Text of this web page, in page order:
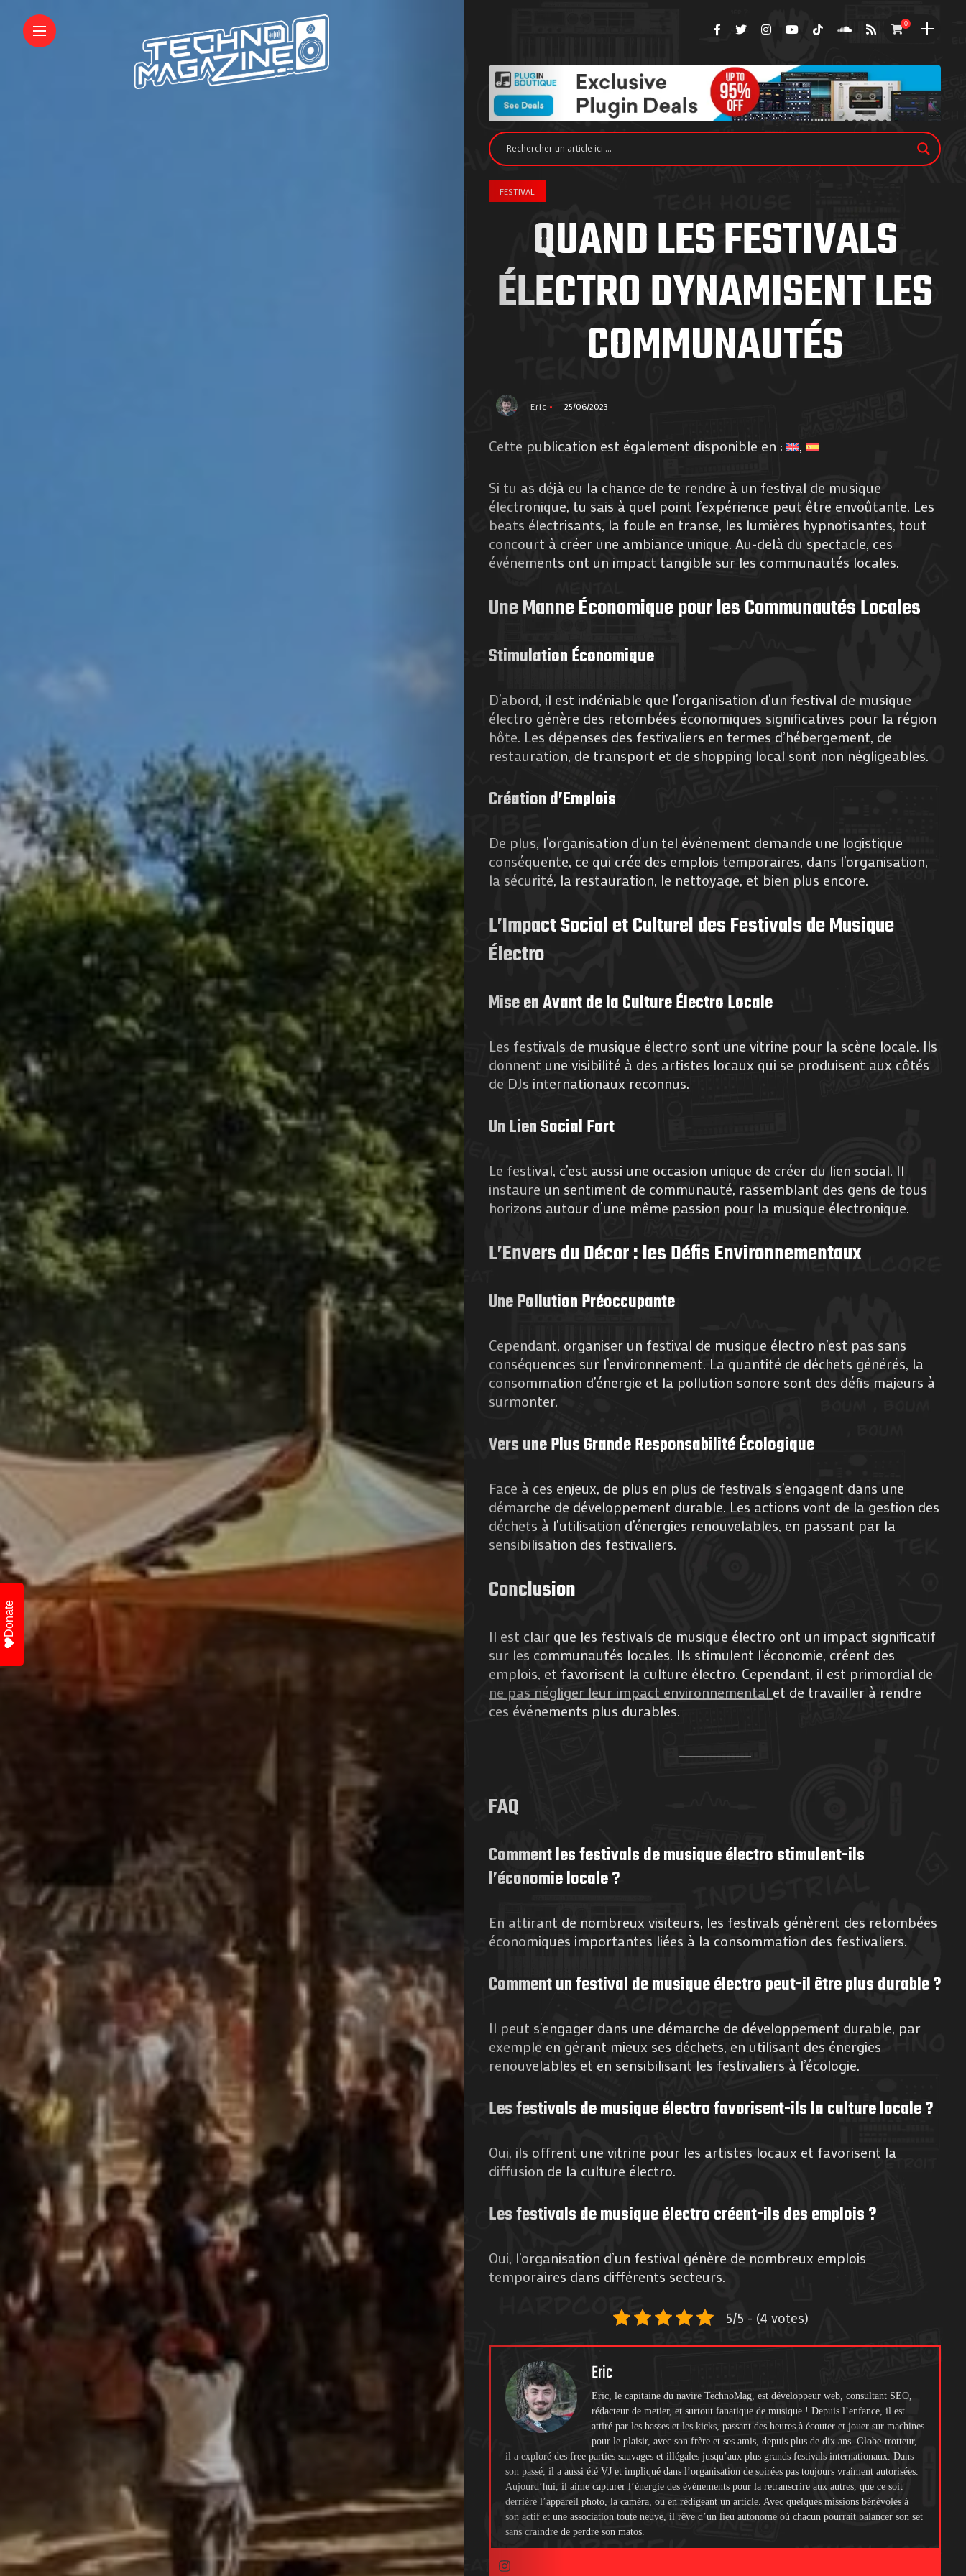
0
Agenda
Galerie
Photos
Magazine
Propos
de
Nous
Contactez-
FESTIVAL
QUAND LES FESTIVALS
ÉLECTRO DYNAMISENT LES
COMMUNAUTÉS
Eric 25/06/2023
Cette publication est également disponible en :
Si tu as déjà eu la chance de te rendre à un festival de musique
électronique, tu sais à quel point l’expérience peut être envoûtante. Les
beats électrisants, la foule en transe, les lumières hypnotisantes, tout
concourt à créer une ambiance unique. Au-delà du spectacle, ces
événements ont un impact tangible sur les communautés locales.
Une Manne Économique pour les Communautés Locales
Stimulation Économique
D’abord, il est indéniable que l’organisation d’un festival de musique
électro génère des retombées économiques significatives pour la région
hôte. Les dépenses des festivaliers en termes d’hébergement, de
restauration, de transport et de shopping local sont non négligeables.
Création d’Emplois
De plus, l’organisation d’un tel événement demande une logistique
conséquente, ce qui crée des emplois temporaires, dans l’organisation,
la sécurité, la restauration, le nettoyage, et bien plus encore.
L’Impact Social et Culturel des Festivals de Musique
Électro
Mise en Avant de la Culture Électro Locale
Les festivals de musique électro sont une vitrine pour la scène locale. Ils
donnent une visibilité à des artistes locaux qui se produisent aux côtés
de DJs internationaux reconnus.
Un Lien Social Fort
Le festival, c’est aussi une occasion unique de créer du lien social. Il
instaure un sentiment de communauté, rassemblant des gens de tous
horizons autour d’une même passion pour la musique électronique.
L’Envers du Décor : les Défis Environnementaux
Une Pollution Préoccupante
Cependant, organiser un festival de musique électro n’est pas sans
conséquences sur l’environnement. La quantité de déchets générés, la
consommation d’énergie et la pollution sonore sont des défis majeurs à
surmonter.
Vers une Plus Grande Responsabilité Écologique
Face à ces enjeux, de plus en plus de festivals s’engagent dans une
démarche de développement durable. Les actions vont de la gestion des
déchets à l’utilisation d’énergies renouvelables, en passant par la
sensibilisation des festivaliers.
Conclusion
Il est clair que les festivals de musique électro ont un impact significatif
sur les communautés locales. Ils stimulent l’économie, créent des
emplois, et favorisent la culture électro. Cependant, il est primordial de
ne pas négliger leur impact environnemental et de travailler à rendre
ces événements plus durables.
FAQ
Comment les festivals de musique électro stimulent-ils
l’économie locale ?
En attirant de nombreux visiteurs, les festivals génèrent des retombées
économiques importantes liées à la consommation des festivaliers.
Comment un festival de musique électro peut-il être plus durable ?
Il peut s’engager dans une démarche de développement durable, par
exemple en gérant mieux ses déchets, en utilisant des énergies
renouvelables et en sensibilisant les festivaliers à l’écologie.
Les festivals de musique électro favorisent-ils la culture locale ?
Oui, ils offrent une vitrine pour les artistes locaux et favorisent la
diffusion de la culture électro.
Les festivals de musique électro créent-ils des emplois ?
Oui, l’organisation d’un festival génère de nombreux emplois
temporaires dans différents secteurs.
5/5 - (4 votes)
Eric
Eric, le capitaine du navire TechnoMag, est développeur web, consultant SEO,
rédacteur de metier, et surtout fanatique de musique ! Depuis l’enfance, il est
attiré par les basses et les kicks, passant des heures à écouter et jouer sur machines
pour le plaisir, avec son frère et ses amis, depuis plus de dix ans. Globe-trotteur,
il a exploré des free parties sauvages et illégales jusqu’aux plus grands festivals internationaux. Dans
son passé, il a aussi été VJ et impliqué dans l’organisation de soirées pas toujours vraiment autorisées.
Aujourd’hui, il aime capturer l’énergie des événements pour la retranscrire aux autres, que ce soit
derrière l’appareil photo, la caméra, ou en rédigeant un article. Avec quelques missions bénévoles à
son actif et une association toute neuve, il rêve d’un lieu autonome où chacun pourrait balancer son set
sans craindre de perdre son matos.
Donate